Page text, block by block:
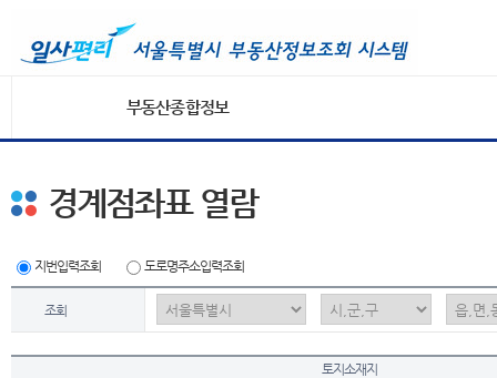
부동산종합정보
경계점좌표 열람
지번입력조회 도로명주소입력조회
조회
토지소재지